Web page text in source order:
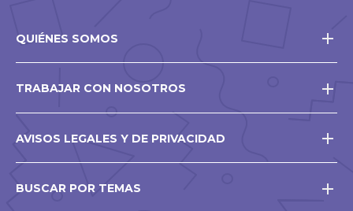
QUIÉNES SOMOS
TRABAJAR CON NOSOTROS
AVISOS LEGALES Y DE PRIVACIDAD
BUSCAR POR TEMAS